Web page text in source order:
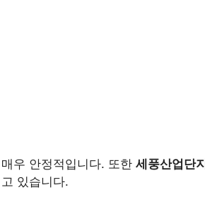
우 안정적입니다. 또한 세풍산업단지
있습니다.